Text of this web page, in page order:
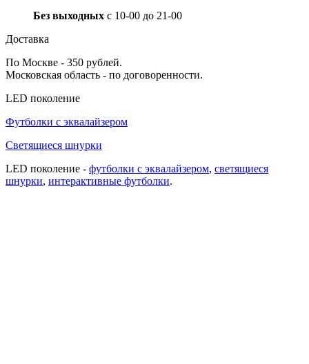
Без выходных с 10-00 до 21-00
Доставка
По Москве - 350 рублей.
Московская область - по договоренности.
LED поколение
Футболки с эквалайзером
Светящиеся шнурки
LED поколение - футболки с эквалайзером, cветящиеся
шнурки, интерактивные футболки.